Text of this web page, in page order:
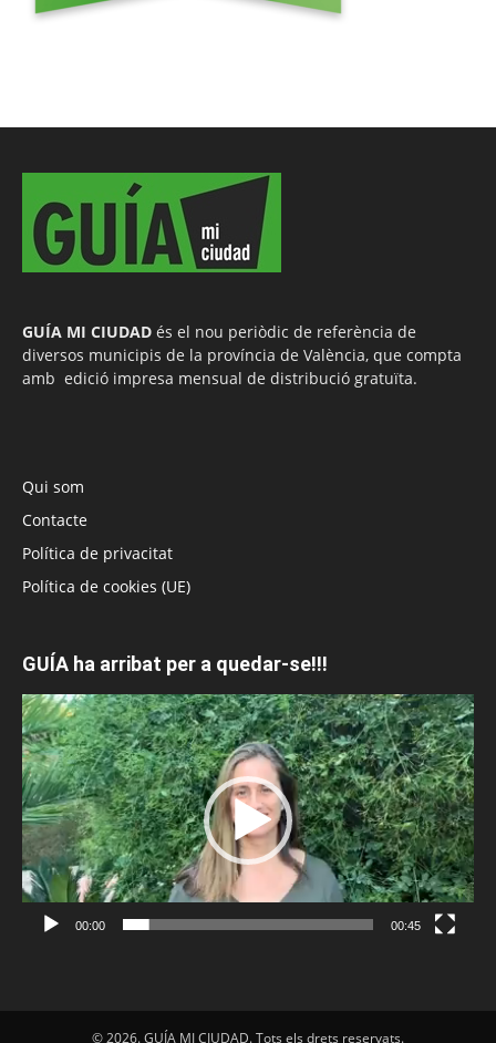
GUÍA MI CIUDAD és el nou periòdic de referència de
diversos municipis de la província de València, que compta
amb edició impresa mensual de distribució gratuïta.
Qui som
Contacte
Política de privacitat
Política de cookies (UE)
GUÍA ha arribat per a quedar-se!!!
Reproductor
de
vídeo
00:00 00:45
© 2026. GUÍA MI CIUDAD. Tots els drets reservats.